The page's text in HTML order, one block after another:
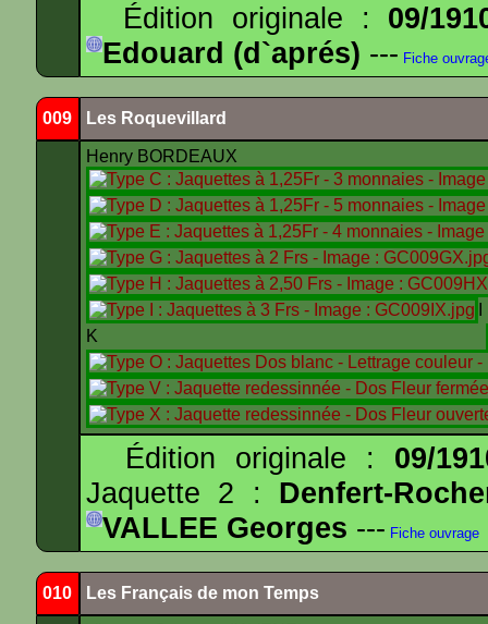
Édition originale : 09/
Edouard (d`aprés) --- Fiche
009 Les Roquevillard
Henry BORDEAUX
K
Édition originale : 09/
Jaquette 2 : Denfert-
VALLEE Georges --- Fiche ouvrage
010 Les Français de mon Temps